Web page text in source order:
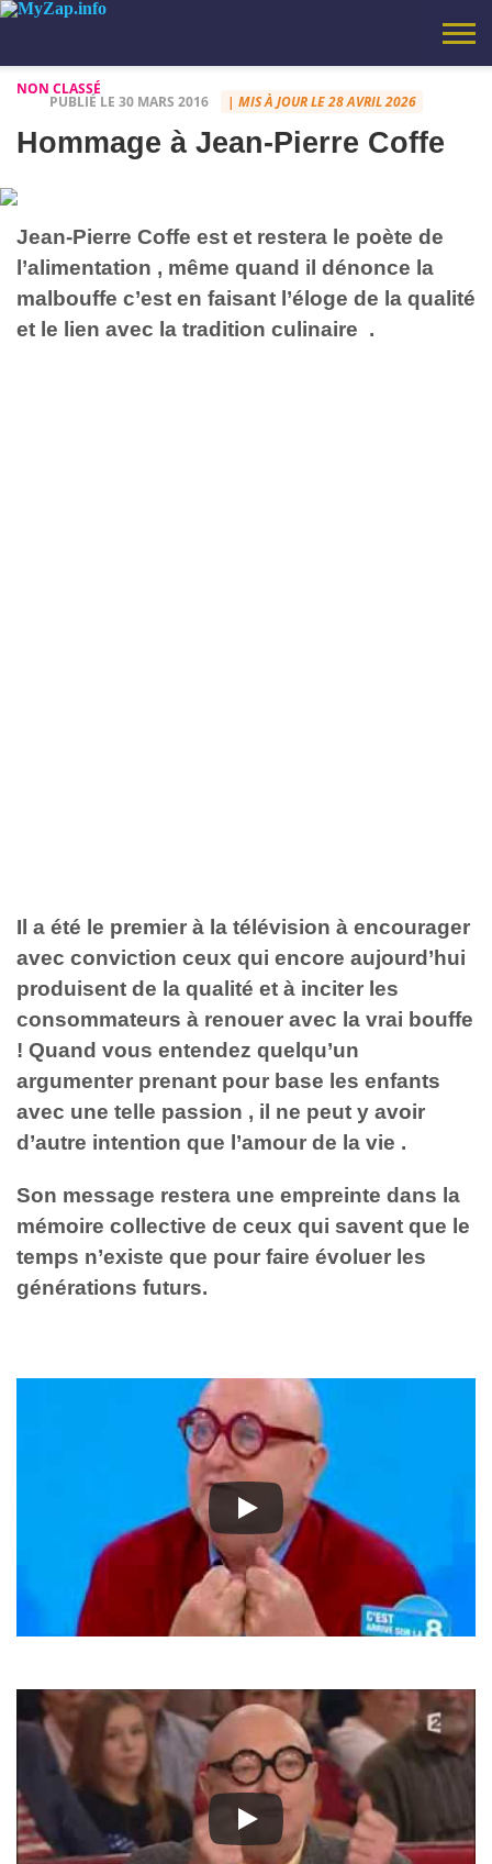
SANTÉ
SCIENCE
BONS
MOTIVATION
REFLEXION
INFORMATIQUE
TECHNOLOGIES
HUMOUR
CITATION
VIDEOS
NON
LE COIN
LES IDÉES
DE MARIO
VIRAL
VOYAGES
AJOUTEZ
AUX
FAVORIS
MYZAP – TV
INSPIRATION,
CONSEILS
POLITIQUE DE
À
CHARTE
CALCULATEUR
BIORYTHME
NON CLASSÉ
PUBLIÉ LE 30 MARS 2016 | MIS À JOUR LE 28 AVRIL 2026
Hommage à Jean-Pierre Coffe
Jean-Pierre Coffe est et restera le poète de
l’alimentation , même quand il dénonce la
malbouffe c’est en faisant l’éloge de la qualité
et le lien avec la tradition culinaire .
Il a été le premier à la télévision à encourager
avec conviction ceux qui encore aujourd’hui
produisent de la qualité et à inciter les
consommateurs à renouer avec la vrai bouffe
! Quand vous entendez quelqu’un
argumenter prenant pour base les enfants
avec une telle passion , il ne peut y avoir
d’autre intention que l’amour de la vie .
Son message restera une empreinte dans la
mémoire collective de ceux qui savent que le
temps n’existe que pour faire évoluer les
générations futurs.